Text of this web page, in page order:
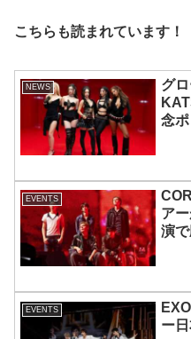
こちらも読まれています！
NEWS
グ
念
EVENTS
ア
演
EVENTS
ー